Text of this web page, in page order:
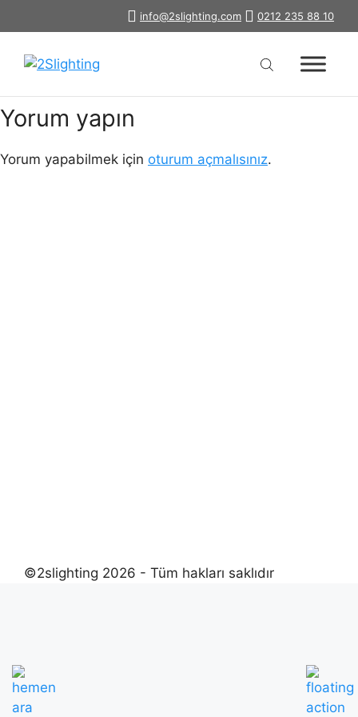
atla
info@2slighting.com 0212 235 88 10
Mobil Ahşap Lineer 2SLİGHTİNG 1
Yorum yapın
Yorum yapabilmek için oturum açmalısınız.
©2slighting 2026 - Tüm hakları saklıdır